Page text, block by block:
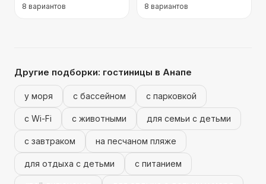
8 вариантов 8 вариантов
Другие подборки: гостиницы в Анапе
у моря с бассейном с парковкой
с Wi-Fi с животными для семьи с детьми
с завтраком на песчаном пляже
для отдыха с детьми с питанием